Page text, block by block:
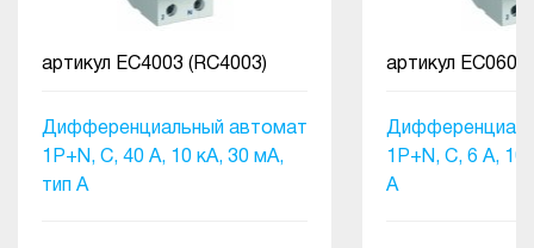
Дифференциальный автомат
1P+N, C, 40 А, 10 кА, 30 мA,
тип А
артикул EC4003 (RC4003)
1P+N, C, 6 А, 10
А
артикул EC0601